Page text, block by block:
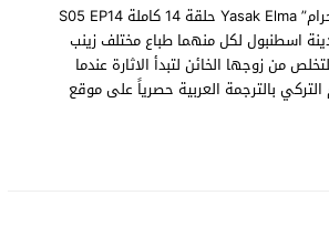
مسلسل التفاح الحرام الموسم الخامس الحلقة 14 مترجمة مشاهدة وتحميل مسلسل “التفاح الحرام” Yasak Elma حلقة 14 كاملة S05 EP14
اسطنبول لكل منهما طباع مختلف زينب
من زوجها الخائن لتبدأ الاثارة عندما
شاهد الحلقة 14 من مسلسل التفاح الحرام التركي بالترجمة العربية حصرياً على موقع